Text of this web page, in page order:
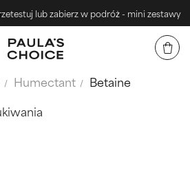
lub zabierz w podróż - mini zestawy
Humectant
Betaine